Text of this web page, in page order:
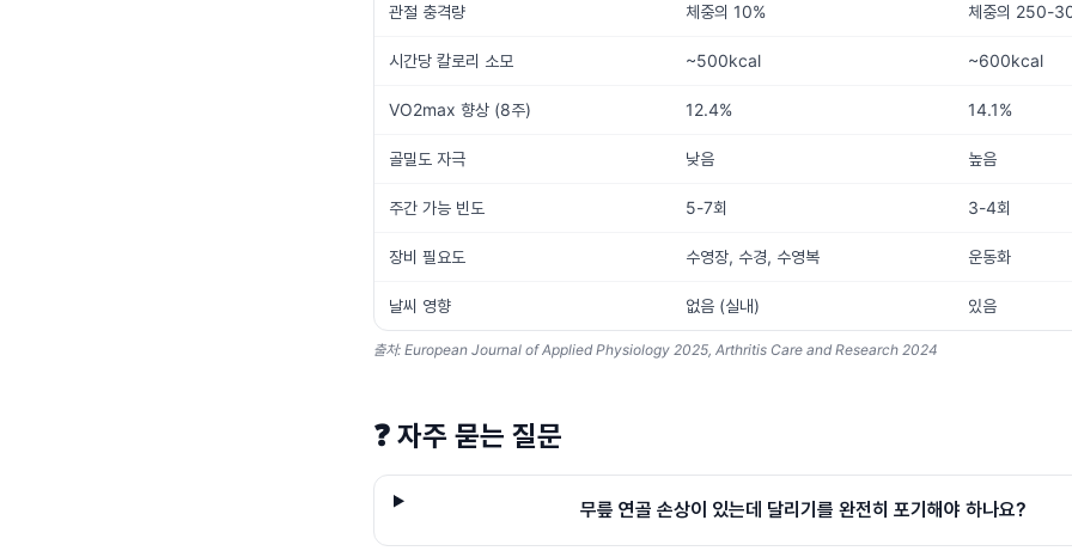
관절 충격량 체중의 10% 체중의 250-
시간당 칼로리 소모 ~500kcal ~600kcal
VO2max 향상 (8주) 12.4% 14.1%
골밀도 자극 낮음 높음
주간 가능 빈도 5-7회 3-4회
장비 필요도 수영장, 수경, 수영복 운동화
날씨 영향 없음 (실내) 있음
출처: European Journal of Applied Physiology 2025, Arthritis Care and Research 2024
❓ 자주 묻는 질문
무릎 연골 손상이 있는데 달리기를 완전히 포기해야 하나요?